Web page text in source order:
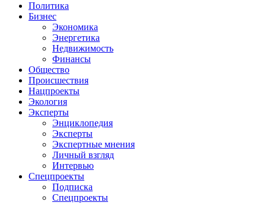
Политика
Бизнес
Экономика
Энергетика
Недвижимость
Финансы
Общество
Происшествия
Нацпроекты
Экология
Эксперты
Энциклопедия
Эксперты
Экспертные мнения
Личный взгляд
Интервью
Спецпроекты
Подписка
Спецпроекты